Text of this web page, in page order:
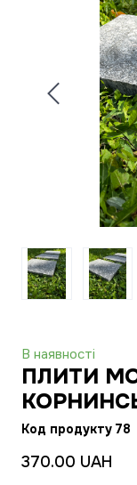
В наявності
ПЛИТИ
Код продукту 78
370.00 UAH